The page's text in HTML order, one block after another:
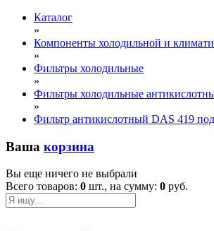
Каталог
»
Компоненты холодильной и
»
Фильтры холодильные
»
Фильтры холодильные
»
Фильтр антикислотный DAS 419
Ваша корзина
Вы еще ничего не выбрали
Всего товаров: 0 шт., на сумму: 0 руб.